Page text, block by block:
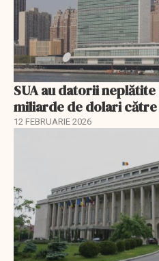
SUA au datorii
miliarde de dolari către
12 FEBRUARIE 2026